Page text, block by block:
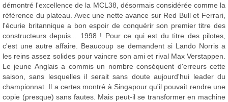
démontré l'excellence de la MCL38, désormais considérée comme la
référence du plateau. Avec une nette avance sur Red Bull et Ferrari,
l'écurie britannique a bon espoir de conquérir son premier titre des
constructeurs depuis... 1998 ! Pour ce qui est du titre des pilotes,
c'est une autre affaire. Beaucoup se demandent si Lando Norris a
les reins assez solides pour vaincre son ami et rival Max Verstappen.
Le jeune Anglais a commis un nombre conséquent d'erreurs cette
saison, sans lesquelles il serait sans doute aujourd'hui leader du
championnat. Il a certes montré à Singapour qu'il pouvait rendre une
copie (presque) sans fautes. Mais peut-il se transformer en machine